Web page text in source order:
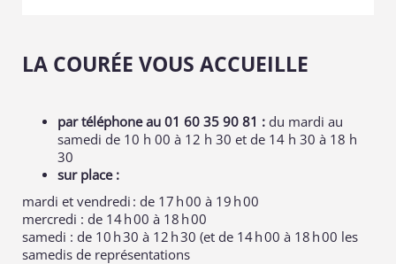
LA COURÉE VOUS ACCUEILLE
par téléphone au 01 60 35 90 81 : du mardi au
samedi de 10 h 00 à 12 h 30 et de 14 h 30 à 18 h
30
sur place :
mardi et vendredi : de 17 h 00 à 19 h 00
mercredi : de 14 h 00 à 18 h 00
samedi : de 10 h 30 à 12 h 30 (et de 14 h 00 à 18 h 00 les
samedis de représentations